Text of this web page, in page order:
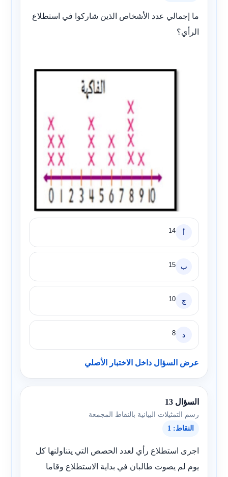
ما إجمالي عدد الأشخاص الذين شاركوا في استطلاع
الرأي؟
14
ب 15
ج 10
د 8
عرض السؤال داخل الاختبار الأصلي
السؤال 13
رسم التمثيلات البيانية بالنقاط المجمعة
النقاط: 1
اجرى استطلاع رأي لعدد الحصص التي يتناولنها كل
يوم لم يصوت طالبان في بداية الاستطلاع وقاما